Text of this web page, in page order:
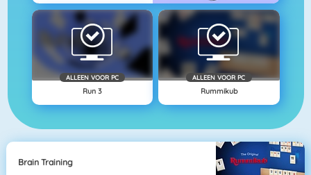
ALLEEN VOOR PC
Run 3
ALLEEN VOOR PC
Rummikub
Brain Training